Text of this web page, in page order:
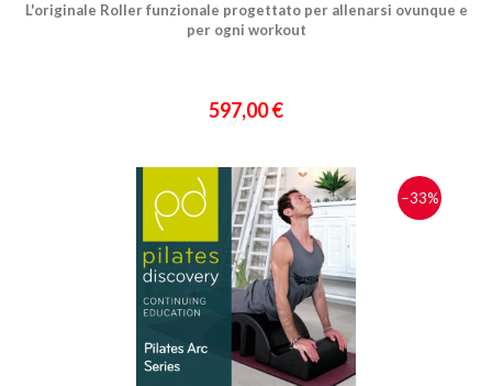
L'originale Roller funzionale progettato per allenarsi ovunque e
per ogni workout
597,00 €
−33%